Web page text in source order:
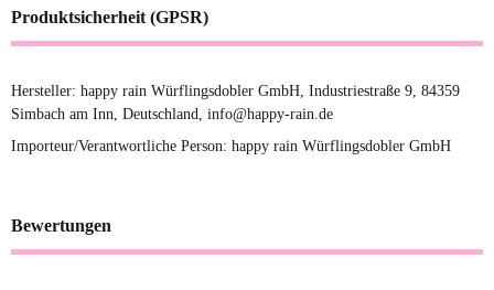
Produktsicherheit (GPSR)
Hersteller: happy rain Würflingsdobler GmbH, Industriestraße 9, 84359
Simbach am Inn, Deutschland, info@happy-rain.de
Importeur/Verantwortliche Person: happy rain Würflingsdobler GmbH
Bewertungen